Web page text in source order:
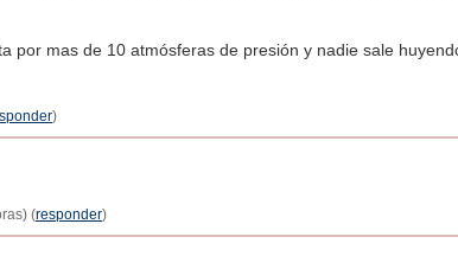
por mas de 10 atmósferas de presión y nadie sale
)
(responder)